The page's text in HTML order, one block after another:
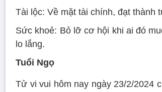
Tài lộc: Về mặt tài chính, đạt thành
Sức khoẻ: Bỏ lỡ cơ hội khi ai đó
lo lắng.
Tuổi Ngọ
Tử vi vui hôm nay ngày 23/2/2024